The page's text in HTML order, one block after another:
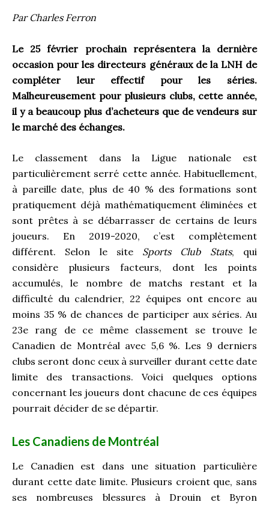
Par Charles Ferron
Le 25 février prochain représentera la dernière
occasion pour les directeurs généraux de la LNH de
compléter leur effectif pour les séries.
Malheureusement pour plusieurs clubs, cette année,
il y a beaucoup plus d’acheteurs que de vendeurs sur
le marché des échanges.
Le classement dans la Ligue nationale est
particulièrement serré cette année. Habituellement,
à pareille date, plus de 40 % des formations sont
pratiquement déjà mathématiquement éliminées et
sont prêtes à se débarrasser de certains de leurs
joueurs. En 2019-2020, c’est complètement
différent. Selon le site Sports Club Stats, qui
considère plusieurs facteurs, dont les points
accumulés, le nombre de matchs restant et la
difficulté du calendrier, 22 équipes ont encore au
moins 35 % de chances de participer aux séries. Au
23e rang de ce même classement se trouve le
Canadien de Montréal avec 5,6 %. Les 9 derniers
clubs seront donc ceux à surveiller durant cette date
limite des transactions. Voici quelques options
concernant les joueurs dont chacune de ces équipes
pourrait décider de se départir.
Les Canadiens de Montréal
Le Canadien est dans une situation particulière
durant cette date limite. Plusieurs croient que, sans
ses nombreuses blessures à Drouin et Byron